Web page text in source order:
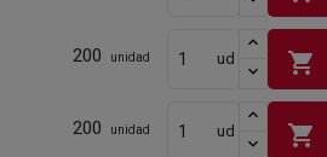
200 unidad ud shopping_cart
200 unidad ud shopping_cart